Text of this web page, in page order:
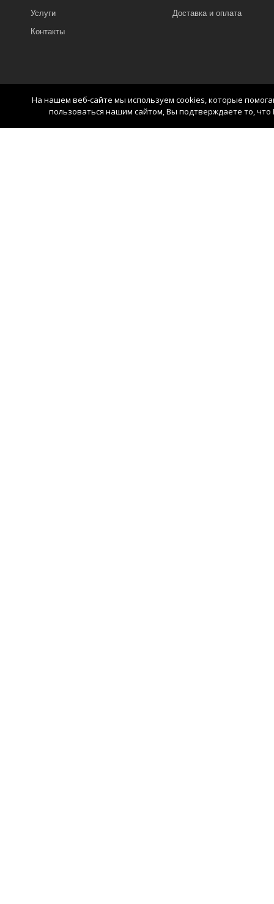
Услуги
Контакты
Доставка и оплата
На нашем веб-сайте мы используем cookies, которые
пользоваться нашим сайтом, Вы подтверждаете то,